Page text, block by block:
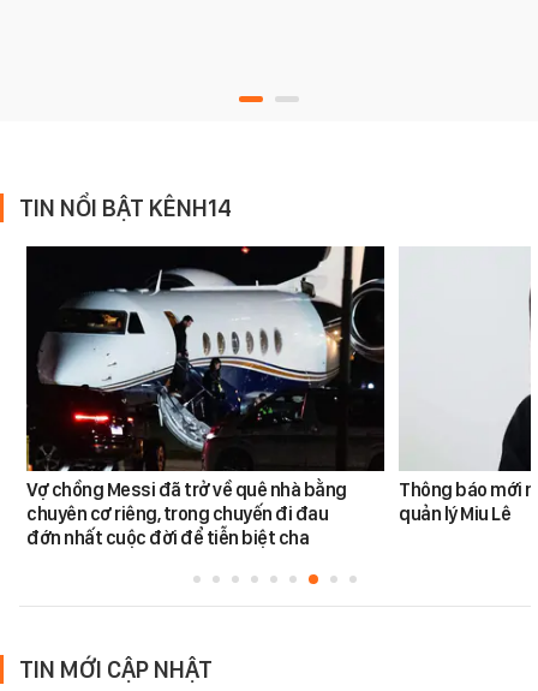
TIN NỔI BẬT KÊNH14
Vợ chồng Messi đã trở về quê nhà bằng
chuyên cơ riêng, trong chuyến đi đau
đớn nhất cuộc đời để tiễn biệt cha
Thông báo mới
quản lý Miu Lê
TIN MỚI CẬP NHẬT